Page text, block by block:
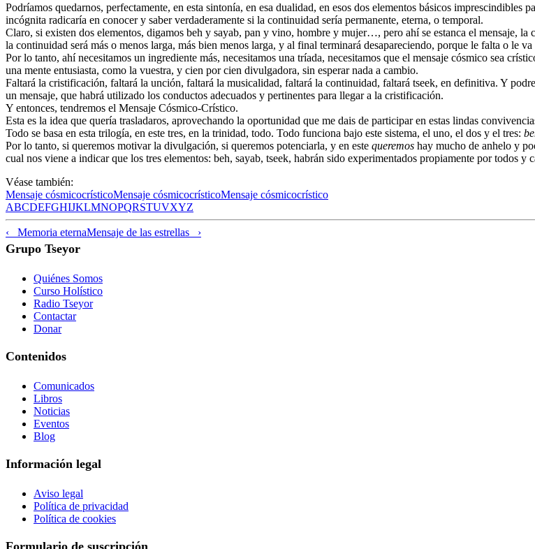
Podríamos quedarnos, perfectamente, en esta sintonía, en esa dualidad, en esos dos elementos básicos
incógnita radicaría en conocer y saber verdaderamente si la continuidad sería permanente, eterna, o temporal.
Claro, si existen dos elementos, digamos beh y sayab, pan y vino, hombre y mujer…, pero ahí se estanca el mensaje,
la continuidad será más o menos larga, más bien menos larga, y al final terminará desapareciendo, porque le falta o le
Por lo tanto, ahí necesitamos un ingrediente más, necesitamos una tríada, necesitamos que el mensaje cósmico sea
una mente entusiasta, como la vuestra, y cien por cien divulgadora, sin esperar nada a cambio.
Faltará la cristificación, faltará la unción, faltará la musicalidad, faltará la continuidad, faltará tseek, en definitiva. Y
un mensaje, que habrá utilizado los conductos adecuados y pertinentes para llegar a la cristificación.
Y entonces, tendremos el Mensaje Cósmico-Crístico.
Esta es la idea que quería trasladaros, aprovechando la oportunidad que me dais de participar en estas lindas
Todo se basa en esta trilogía, en este tres, en la trinidad, todo. Todo funciona bajo este sistema, el uno, el dos y el tres:
Por lo tanto, si queremos motivar la divulgación, si queremos potenciarla, y en este queremos hay mucho de anhelo y
cual nos viene a indicar que los tres elementos: beh, sayab, tseek, habrán sido experimentados propiamente por todos y
Véase también:
Mensaje cósmicocrísticoMensaje cósmicocrísticoMensaje cósmicocrístico
ABCDEFGHIJKLMNOPQRSTUVXYZ
‹ Memoria eternaMensaje de las estrellas ›
Grupo Tseyor
Quiénes Somos
Curso Holístico
Radio Tseyor
Contactar
Donar
Contenidos
Comunicados
Libros
Noticias
Eventos
Blog
Información legal
Aviso legal
Política de privacidad
Política de cookies
Formulario de suscripción